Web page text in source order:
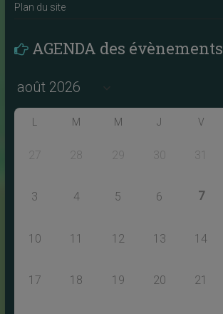
Plan du site
AGENDA des évènements
M M J V
27 28 29 30 31
3 4 5 6 7
10 11 12 13 14
17 18 19 20 21